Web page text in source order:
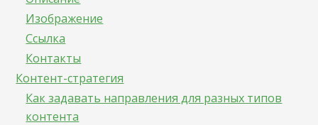
Изображение
Ссылка
Контакты
Контент-стратегия
Как задавать направления для разных типов
контента